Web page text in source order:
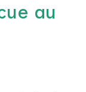
au